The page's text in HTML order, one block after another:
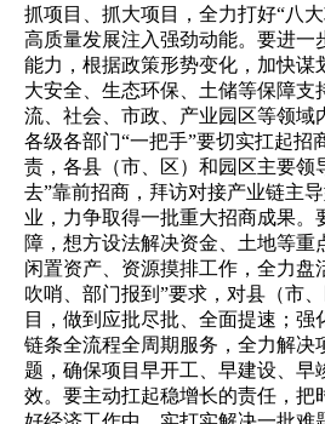
抓项目、抓大项目，全力打好“八
高质量发展注入强劲动能。要进一
能力，根据政策形势变化，加快谋
大安全、生态环保、土储等保障支
流、社会、市政、产业园区等领域
各级各部门“一把手”要切实扛起招
责，各县（市、区）和园区主要领
去”靠前招商，拜访对接产业链主
业，力争取得一批重大招商成果。
障，想方设法解决资金、土地等重
闲置资产、资源摸排工作，全力盘
吹哨、部门报到”要求，对县（市
目，做到应批尽批、全面提速；强
链条全流程全周期服务，全力解决
题，确保项目早开工、早建设、早
效。要主动扛起稳增长的责任，把